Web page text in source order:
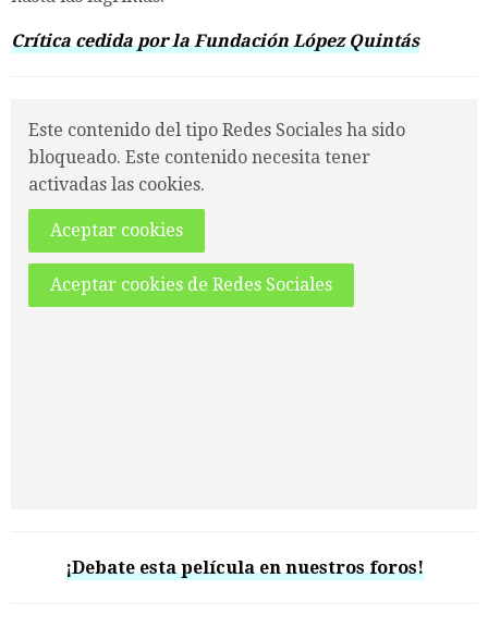
Crítica cedida por la Fundación López Quintás
Este contenido del tipo Redes Sociales ha sido
bloqueado. Este contenido necesita tener
activadas las cookies.
Aceptar cookies
Aceptar cookies de Redes Sociales
¡Debate esta película en nuestros foros!